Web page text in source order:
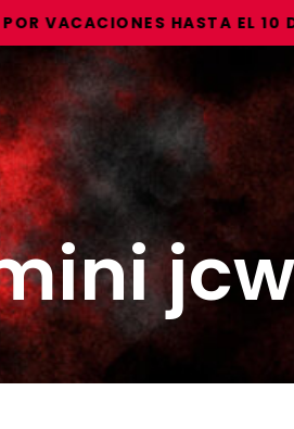
VACACIONES HASTA EL 10 DE